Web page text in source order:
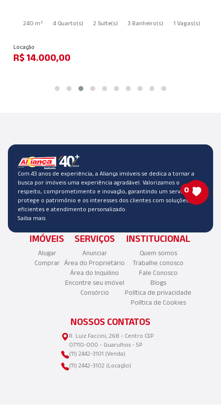
240 m² 4 Quarto(s) 2 Suíte(s) 3 Banheiro(s) 1 Vagas(s)
Locação
R$ 14.000,00
Com 43 anos de experiência, a Aliança imóveis se dedica a tornar a
busca por imóveis uma experiência agradável. Valorizamos o
respeito, comprometimento e inovação, garantindo um serviço que
protege o patrimônio e os interesses dos clientes com soluções
eficientes e atendimento personalizado.
Saiba mais
IMÓVEIS
Alugar
Comprar
SERVIÇOS
Anunciar
Área do Proprietário
Área do Inquilino
Encontre seu imóvel
Consórcio
INSTITUCIONAL
Quem somos
Trabalhe conosco
Fale Conosco
Blogs
Política de privacidade
Política de Cookies
NOSSOS CONTATOS
R. Luiz Faccini, 268 - Centro CEP
07110-000 - Guarulhos - SP
(11) 2442-3101 (Venda)
(11) 2442-3102 (Locação)
0